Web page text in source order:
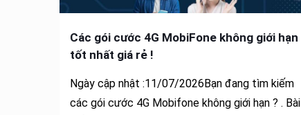
Các gói cước 4G MobiFone không giới hạn
tốt nhất giá rẻ !
Ngày cập nhật :11/07/2026Bạn đang tìm kiếm
các gói cước 4G Mobifone không giới hạn ? . Bài